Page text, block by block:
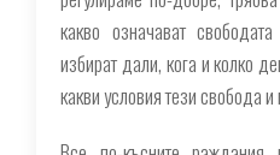
какво означават
избират дали, кога и колко
какви условия тези свобода